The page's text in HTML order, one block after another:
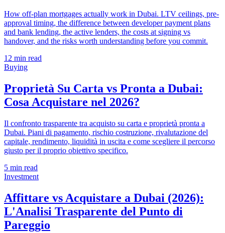
How off-plan mortgages actually work in Dubai. LTV ceilings, pre-
approval timing, the difference between developer payment plans
and bank lending, the active lenders, the costs at signing vs
handover, and the risks worth understanding before you commit.
12 min read
Buying
Proprietà Su Carta vs Pronta a Dubai:
Cosa Acquistare nel 2026?
Il confronto trasparente tra acquisto su carta e proprietà pronta a
Dubai. Piani di pagamento, rischio costruzione, rivalutazione del
capitale, rendimento, liquidità in uscita e come scegliere il percorso
giusto per il proprio obiettivo specifico.
5 min read
Investment
Affittare vs Acquistare a Dubai (2026):
L'Analisi Trasparente del Punto di
Pareggio